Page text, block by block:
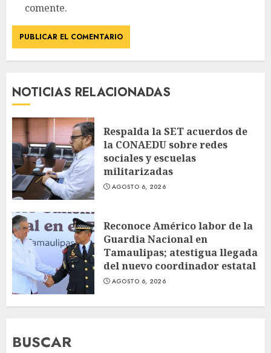
comente.
NOTICIAS RELACIONADAS
Respalda la SET acuerdos de
la CONAEDU sobre redes
sociales y escuelas
militarizadas
AGOSTO 6, 2026
Reconoce Américo labor de la
Guardia Nacional en
Tamaulipas; atestigua llegada
del nuevo coordinador estatal
AGOSTO 6, 2026
BUSCAR